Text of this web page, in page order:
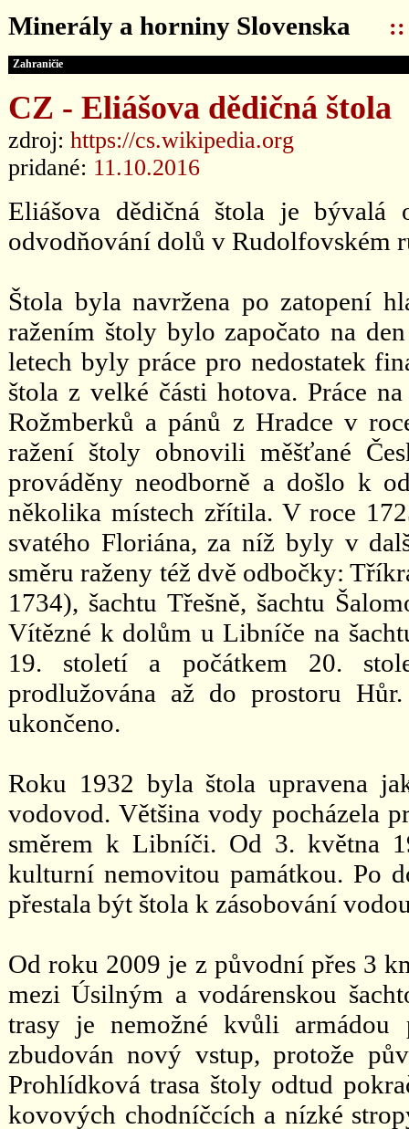
Minerály a horniny Slovenska ::
Zahraničie
CZ - Eliášova dědičná štola
zdroj: https://cs.wikipedia.org
pridané: 11.10.2016
Eliášova dědičná štola je bývalá
odvodňování dolů v Rudolfovském
Štola byla navržena po zatopení
ražením štoly bylo započato na
letech byly práce pro nedostatek
štola z velké části hotova. Práce
Rožmberků a pánů z Hradce v
ražení štoly obnovili měšťané
prováděny neodborně a došlo k
několika místech zřítila. V roce
svatého Floriána, za níž byly v
směru raženy též dvě odbočky:
1734), šachtu Třešně, šachtu
Vítězné k dolům u Libníče na
19. století a počátkem 20.
prodlužována až do prostoru
ukončeno.
Roku 1932 byla štola upravena
vodovod. Většina vody pocházela
směrem k Libníči. Od 3. května
kulturní nemovitou památkou. Po
přestala být štola k zásobování
Od roku 2009 je z původní přes 3
mezi Úsilným a vodárenskou
trasy je nemožné kvůli armádou
zbudován nový vstup, protože
Prohlídková trasa štoly odtud
kovových chodníčcích a nízké